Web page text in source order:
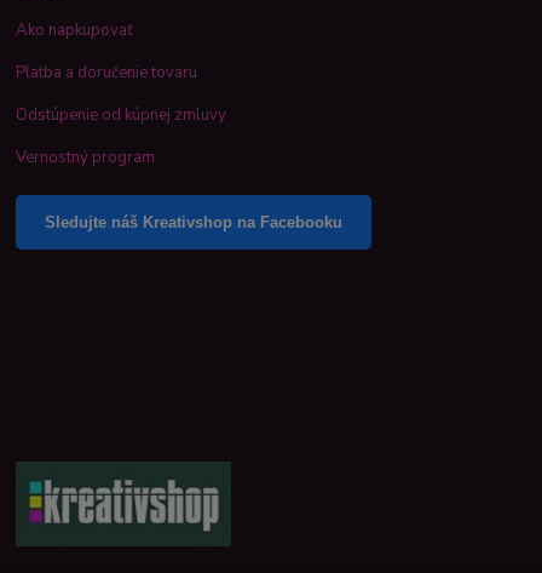
Ako napkupovať
Platba a doručenie tovaru
Odstúpenie od kúpnej zmluvy
Vernostný program
Sledujte náš Kreativshop na Facebooku